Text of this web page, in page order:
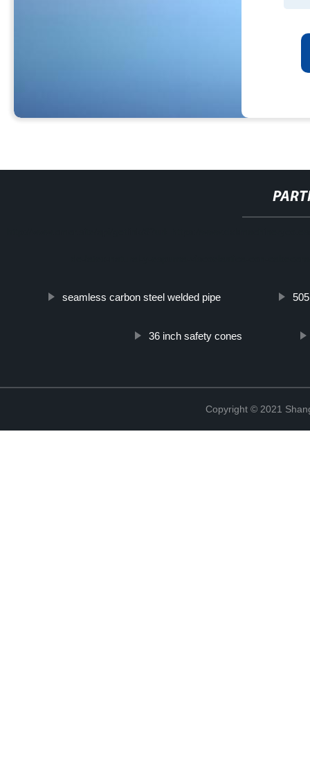
seamless carbon steel welded pipe
36 inch safety cones
Copyright © 2021